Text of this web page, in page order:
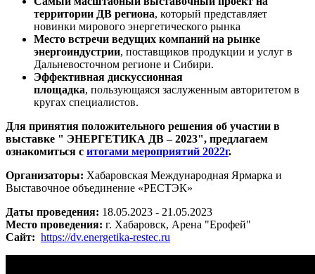
территории ДВ региона, который представляет
новинки мирового энергетического рынка
Место встречи ведущих компаний на рынке
энергоиндустрии, поставщиков продукции и услуг в
Дальневосточном регионе и Сибири.
Эффективная дискуссионная
площадка, пользующаяся заслуженным авторитетом в
кругах специалистов.
Для принятия положительного решения об участии в
выставке " ЭНЕРГЕТИКА ДВ – 2023", предлагаем
ознакомиться с итогами мероприятий 2022г.
Организаторы: Хабаровская Международная Ярмарка и
Выставочное объединение «РЕСТЭК»
Даты проведения: 18.05.2023 - 21.05.2023
Место проведения: г. Хабаровск, Арена "Ерофей"
Сайт: https://dv.energetika-restec.ru